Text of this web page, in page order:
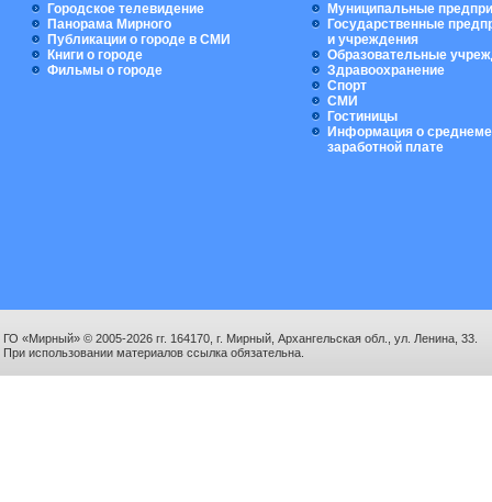
Городское телевидение
Панорама Мирного
Публикации о городе в СМИ
Книги о городе
Фильмы о городе
Муниципальные
Государственные
и учреждения
Образовательные
Здравоохранение
Спорт
СМИ
Гостиницы
Информация о
заработной плате
ГО «Мирный» © 2005-2026 гг. 164170, г. Мирный, Архангельская обл., ул. Ленина, 33.
При использовании материалов ссылка обязательна.